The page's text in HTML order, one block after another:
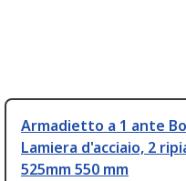
Armadietto a 1 ante
Lamiera d'acciaio, 2
525mm 550 mm